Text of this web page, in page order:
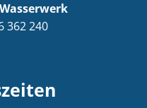
240